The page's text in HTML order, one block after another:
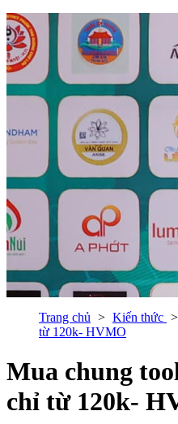
Trang chủ Kiến thức
từ 120k- HVMO
Mua chung
chỉ từ 120k-